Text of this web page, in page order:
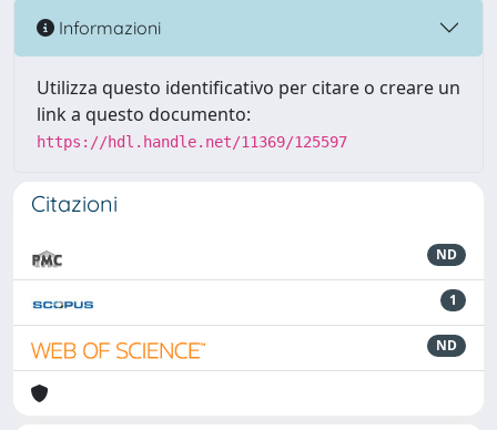
Informazioni
Utilizza questo identificativo per citare o creare un
link a questo documento:
https://hdl.handle.net/11369/125597
Citazioni
ND
1
ND